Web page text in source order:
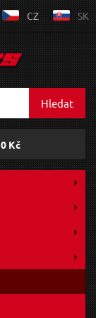
CZ SK
Hledat
0 Kč